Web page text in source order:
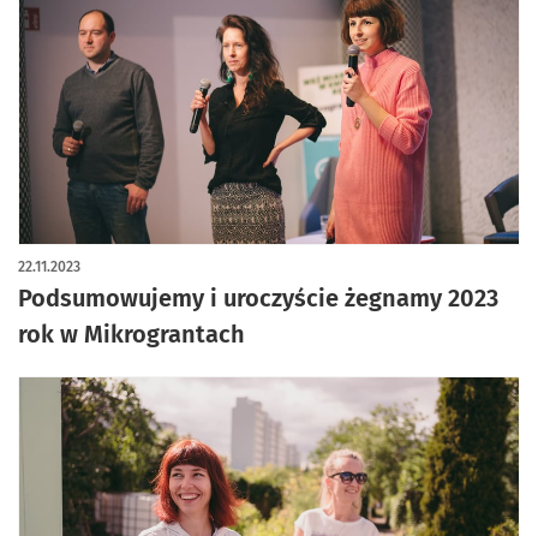
Podsumowujemy i uroczyście żegnamy 2023
rok w Mikrograntach
22.11.2023
artykuł z galerią zdjęć